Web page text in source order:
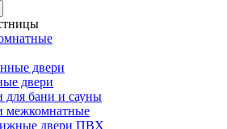
двери
двери
для бани и сауны
межкомнатные
двери ПВХ